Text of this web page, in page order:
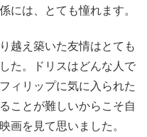
には、とても憧れます。
越え築いた友情はとても
た。ドリスはどんな人で
ィリップに気に入られた
ことが難しいからこそ自
画を見て思いました。